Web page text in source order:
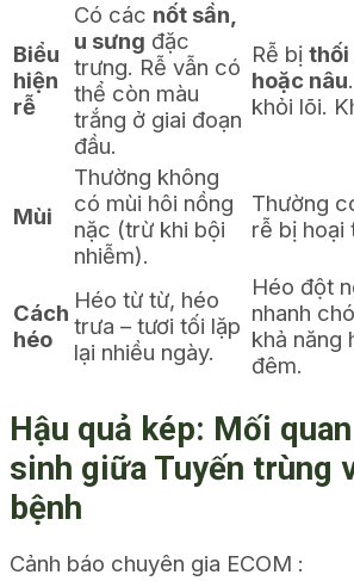
Biểu
hiện
rễ
Có các nốt sần,
u sưng đặc
trưng. Rễ vẫn có
thể còn màu
trắng ở giai đoạn
đầu.
Rễ bị thối
hoặc nâu
khỏi lõi.
Mùi
Thường không
có mùi hôi nồng
nặc (trừ khi bội
nhiễm).
Thường
rễ bị hoại
Cách
héo
Héo từ từ, héo
trưa – tươi tối lặp
lại nhiều ngày.
Héo đột
nhanh
khả năng
đêm.
Hậu quả kép: Mối
sinh giữa Tuyến trùng
bệnh
Cảnh báo chuyên gia ECOM :